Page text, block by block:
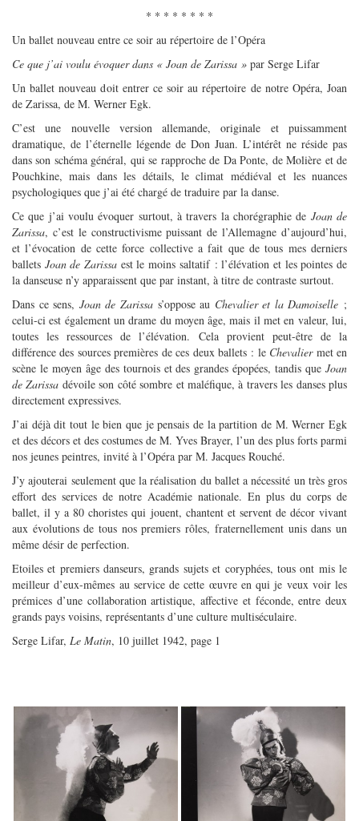
* * * * * * * *
Un ballet nouveau entre ce soir au répertoire de l’Opéra
Ce que j’ai voulu évoquer dans « Joan de Zarissa » par Serge Lifar
Un ballet nouveau doit entrer ce soir au répertoire de notre Opéra, Joan
de Zarissa, de M. Werner Egk.
C’est une nouvelle version allemande, originale et puissamment
dramatique, de l’éternelle légende de Don Juan. L’intérêt ne réside pas
dans son schéma général, qui se rapproche de Da Ponte, de Molière et de
Pouchkine, mais dans les détails, le climat médiéval et les nuances
psychologiques que j’ai été chargé de traduire par la danse.
Ce que j’ai voulu évoquer surtout, à travers la chorégraphie de Joan de
Zarissa, c’est le constructivisme puissant de l’Allemagne d’aujourd’hui,
et l’évocation de cette force collective a fait que de tous mes derniers
ballets Joan de Zarissa est le moins saltatif : l’élévation et les pointes de
la danseuse n’y apparaissent que par instant, à titre de contraste surtout.
Dans ce sens, Joan de Zarissas’oppose au Chevalier et la Damoiselle ;
celui-ci est également un drame du moyen âge, mais il met en valeur, lui,
toutes les ressources de l’élévation. Cela provient peut-être de la
différence des sources premières de ces deux ballets : le Chevaliermet en
scène le moyen âge des tournois et des grandes épopées, tandis que Joan
de Zarissa dévoile son côté sombre et maléfique, à travers les danses plus
directement expressives.
J’ai déjà dit tout le bien que je pensais de la partition de M. Werner Egk
et des décors et des costumes de M. Yves Brayer, l’un des plus forts parmi
nos jeunes peintres, invité à l’Opéra par M. Jacques Rouché.
J’y ajouterai seulement que la réalisation du ballet a nécessité un très gros
effort des services de notre Académie nationale. En plus du corps de
ballet, il y a 80 choristes qui jouent, chantent et servent de décor vivant
aux évolutions de tous nos premiers rôles, fraternellement unis dans un
même désir de perfection.
Etoiles et premiers danseurs, grands sujets et coryphées, tous ont mis le
meilleur d’eux-mêmes au service de cette œuvre en qui je veux voir les
prémices d’une collaboration artistique, affective et féconde, entre deux
grands pays voisins, représentants d’une culture multiséculaire.
Serge Lifar, Le Matin, 10 juillet 1942, page 1